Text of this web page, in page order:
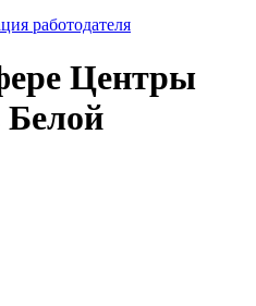
работодателя
Центры
Белой